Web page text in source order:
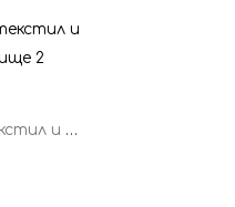
Бродиран пач за дрехи текстил и тениски - Черно чудовище 2